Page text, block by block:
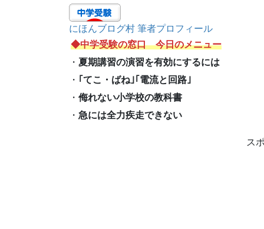
にほんブログ村 筆者プロフィール
◆中学受験の窓口 今日のメニュー
・ 夏期講習の演習を有効にするには
・ ｢てこ・ばね｣｢電流と回路｣
・ 侮れない小学校の教科書
・ 急には全力疾走できない
ス